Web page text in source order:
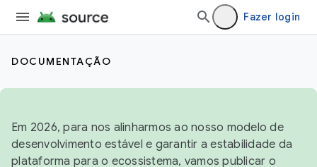
Fazer login
DOCUMENTAÇÃO
Em 2026, para nos alinharmos ao nosso modelo de
desenvolvimento estável e garantir a estabilidade da
plataforma para o ecossistema, vamos publicar o